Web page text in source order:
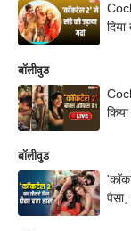
बॉलीवुड
बॉलीवुड